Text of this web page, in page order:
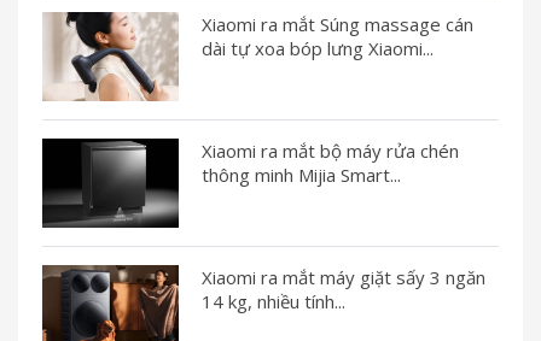
Xiaomi ra mắt Súng massage cán
dài tự xoa bóp lưng Xiaomi...
Xiaomi ra mắt bộ máy rửa chén
thông minh Mijia Smart...
Xiaomi ra mắt máy giặt sấy 3 ngăn
14 kg, nhiều tính...